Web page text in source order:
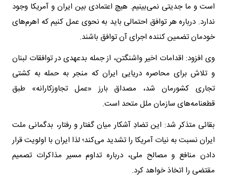
است و ما جدیتی نمی‌بینیم. هیچ اعتمادی بین ایران و آمریکا وجود
ندارد. درباره هر توافق احتمالی باید به نحوی عمل کنیم که اهرم‌های
خودمان تضمین کننده اجرای آن توافق باشند.
وی افزود: اقدامات اخیر واشنگتن، از جمله بدعهدی در توافقات لبنان
و تلاش برای محاصره دریایی ایران که منجر به حمله به کشتی
تجاری کشورمان شد، مصداق بارز «عمل تجاوزکارانه» طبق
قطعنامه‌های سازمان ملل متحد است.
بقائی متذکر شد: این تضادِ آشکار میان گفتار و رفتار، بدگمانی ملت
ایران نسبت به نیات آمریکا را تشدید می‌کند؛ لذا ایران با اولویت قرار
دادن منافع و مصالح ملی، درباره تداوم مسیر مذاکرات تصمیم‌
مقتضی را اتخاذ خواهد کرد.